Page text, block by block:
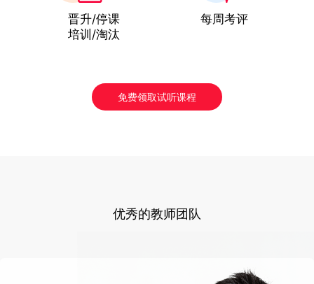
每周考评
晋升/停课
培训/淘汰
免费领取试听课程
优秀的教师团队